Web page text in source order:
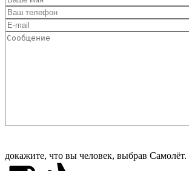
докажите, что вы человек, выбрав Самолёт.